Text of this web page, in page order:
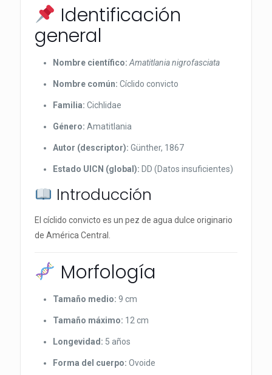
Identificación
general
Nombre científico: Amatitlania nigrofasciata
Nombre común: Cíclido convicto
Familia: Cichlidae
Género: Amatitlania
Autor (descriptor): Günther, 1867
Estado UICN (global): DD (Datos insuficientes)
Introducción
El cíclido convicto es un pez de agua dulce originario
de América Central.
Morfología
Tamaño medio: 9 cm
Tamaño máximo: 12 cm
Longevidad: 5 años
Forma del cuerpo: Ovoide